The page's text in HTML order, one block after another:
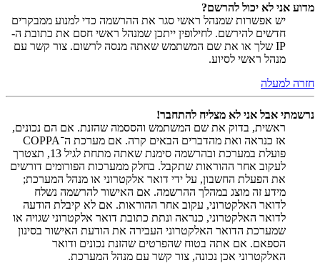
מדוע אני לא יכול להרשם?
יש אפשרות שמנהל ראשי סגר את ההרשמה כדי למנוע ממבקרים
חדשים להירשם. לחילופין ייתכן שמנהל ראשי חסם את כתובת ה-
IP שלך או את שם המשתמש שאתה מנסה לרשום. צור קשר עם
מנהל ראשי לסיוע.
חזרה למעלה
נרשמתי אבל אני לא מצליח להתחבר!
ראשית, בדוק את שם המשתמש והססמה שהזנת. אם הם נכונים,
אז כנראה ואת מהדברים הבאים קרה. אם מערכת ה־COPPA
פועלת במערכת ובהרשמה סימנת שאתה מתחת לגיל 13, תצטרך
לעקוב אחר ההוראות שתקבל. בחלק ממערכות הפורומים דורשים
את הפעלת החשבון, על ידי דואר אלקטרוני או מנהל המערכת;
מידע זה מוצג במהלך ההרשמה. אם האישור להרשמה נשלח
לדואר האלקטרוני, עקוב אחר ההוראות. אם לא קיבלת הודעה
לדואר האלקטרוני, כנראה ונתת כתובת דואר אלקטרוני שגויה או
שמערכת הדואר האלקטרוני העבירה את הודעת האישור בסינון
הספאם. אם אתה בטוח שהפרטים שהזנת נכונים ודואר
האלקטרוני אכן נכונה, צור קשר עם מנהל המערכת.